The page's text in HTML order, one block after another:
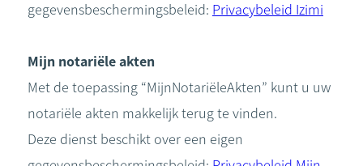
gegevensbeschermingsbeleid: Privacybeleid Izimi
Mijn notariële akten
Met de toepassing “MijnNotariëleAkten” kunt u uw
notariële akten makkelijk terug te vinden.
Deze dienst beschikt over een eigen